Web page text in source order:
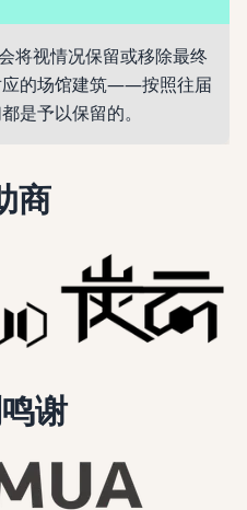
将视情况保留或移除最终
应的场馆建筑——按照往届
是予以保留的。
商
谢